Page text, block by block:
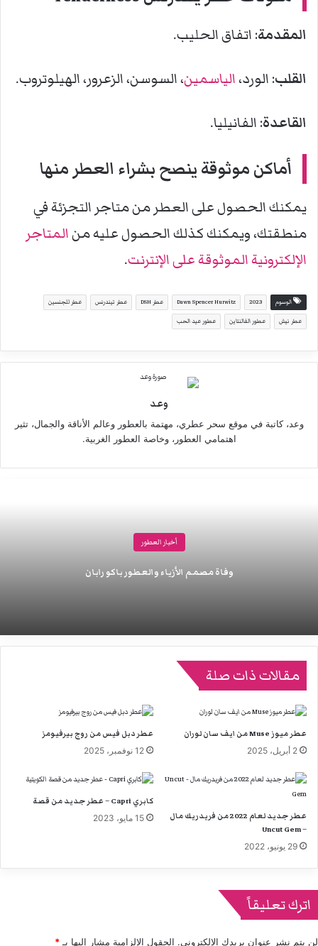
المقدمة: اتفاق الحليب.
القلب: الورد،الياسمين، السوسن، الزعرور، الهيلوتروب.
القاعدة: الفانيليا.
أماكن موثوقة ينصح بشراء العطر منها
يمكنك الحصول على العطر من متاجر التجزئة في
منطقتك، ويمكنك كذلك الحصول عليه منالمتاجر
الإلكترونية الموثوقة على الإنترنت.
الوسوم 2023
Dawn Spencer Hurwitz عطر DSH عطر تيندرنس عطر للجنسين
عطر نيش عطور الفالنتاين عطور عيد الحب
وعد
وعد، كاتبة في موقع سحر عطري، مهتمة بالعطور وعالم الأناقة والجمال، تثير
اهتمامي العطور، وخاصة العطور الغربية.
أخبار العطور
وفاة مصمم الأزياء والعطور باكو رابان
مقالات ذات صلة
عطر ميوز Muse من ايف سان لوران
2 أبريل، 2025
عطر دبل فيس من روج بيرفيومز
12 نوفمبر، 2025
عطر جديد لعام 2022 من فريدريك مال
– Uncut Gem
29 يونيو، 2022
كابري Capri – عطر جديد من قصة
15 مايو، 2023
اترك تعليقاً
لن يتم نشر عنوان بريدك الإلكتروني. الحقول الإلزامية مشار إليها بـ*